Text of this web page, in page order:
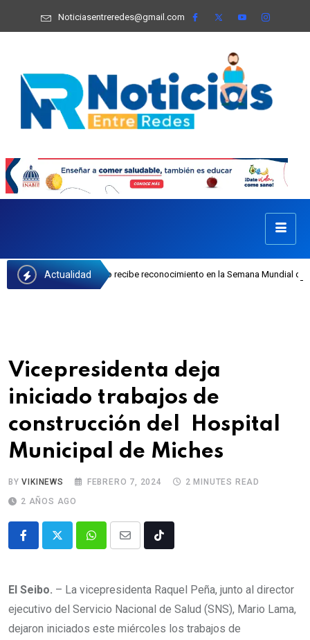
Noticiasentreredes@gmail.com
Actualidad
Castillo recibe reconocimiento en la Semana Mundial de la Lactancia
Vicepresidenta deja
iniciado trabajos de
construcción del Hospital
Municipal de Miches
BYVIKINEWS FEBRERO 7, 2024
2 MINUTES READ
2 AÑOS AGO
El Seibo. – La vicepresidenta Raquel Peña, junto al director
ejecutivo del Servicio Nacional de Salud (SNS), Mario Lama,
dejaron iniciados este miércoles los trabajos de